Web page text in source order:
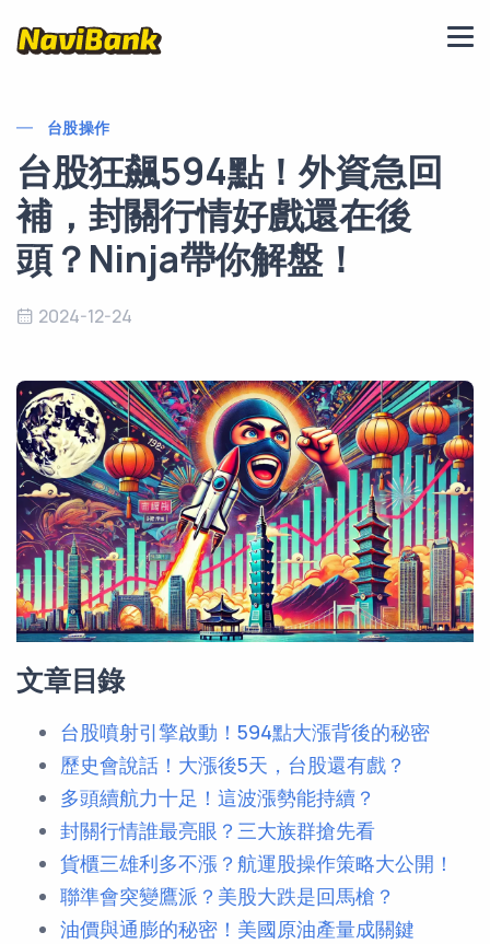
台股操作
台股狂飆594點！外資急回
補，封關行情好戲還在後
頭？Ninja帶你解盤！
2024-12-24
文章目錄
台股噴射引擎啟動！594點大漲背後的秘密
歷史會說話！大漲後5天，台股還有戲？
多頭續航力十足！這波漲勢能持續？
封關行情誰最亮眼？三大族群搶先看
貨櫃三雄利多不漲？航運股操作策略大公開！
聯準會突變鷹派？美股大跌是回馬槍？
油價與通膨的秘密！美國原油產量成關鍵